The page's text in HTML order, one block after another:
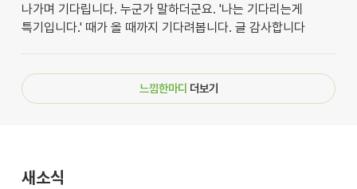
나가며 기다립니다. 누군가 말하더군요. '나는 기다리는게
특기입니다.' 때가 올 때까지 기다려봅니다. 글 감사합니다
느낌한마디 더보기
새소식